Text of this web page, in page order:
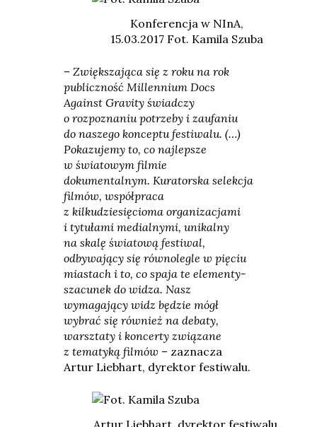
Konferencja w NInA,
15.03.2017 Fot. Kamila Szuba
– Zwiększająca się z roku na rok
publiczność Millennium Docs
Against Gravity świadczy
o rozpoznaniu potrzeby i zaufaniu
do naszego konceptu festiwalu. (…)
Pokazujemy to, co najlepsze
w światowym filmie
dokumentalnym. Kuratorska selekcja
filmów, współpraca
z kilkudziesięcioma organizacjami
i tytułami medialnymi, unikalny
na skalę światową festiwal,
odbywający się równolegle w pięciu
miastach i to, co spaja te elementy-
szacunek do widza. Nasz
wymagający widz będzie mógł
wybrać się również na debaty,
warsztaty i koncerty związane
z tematyką filmów– zaznacza
Artur Liebhart, dyrektor festiwalu.
Artur Liebhart, dyrektor festiwalu,